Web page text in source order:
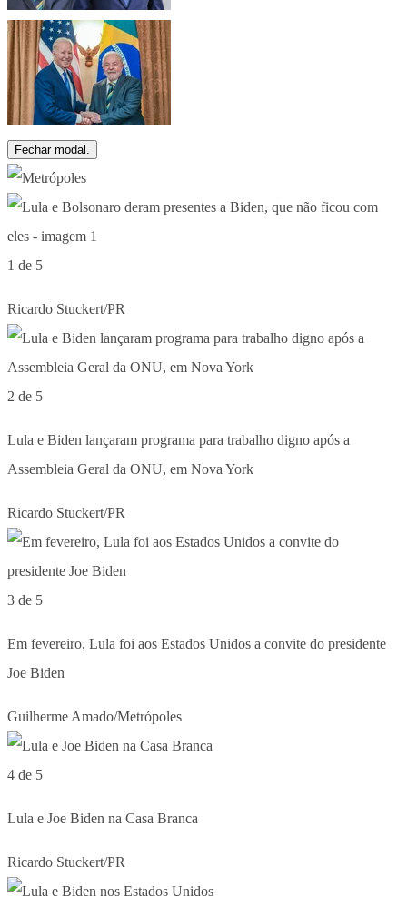
Fechar modal.
1 de 5
Ricardo Stuckert/PR
2 de 5
Lula e Biden lançaram programa para trabalho digno após a
Assembleia Geral da ONU, em Nova York
Ricardo Stuckert/PR
3 de 5
Em fevereiro, Lula foi aos Estados Unidos a convite do presidente
Joe Biden
Guilherme Amado/Metrópoles
4 de 5
Lula e Joe Biden na Casa Branca
Ricardo Stuckert/PR